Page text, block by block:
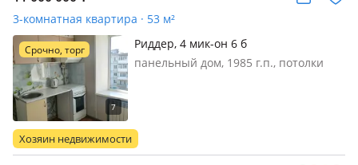
3-комнатная квартира · 53 м²
Срочно, торг
Риддер, 4 мик-он 6 б
панельный дом, 1985 г.п., потолки
Усть-Каменогорске с нашей
доплатой. Под ипотеку подходит…
Хозяин недвижимости